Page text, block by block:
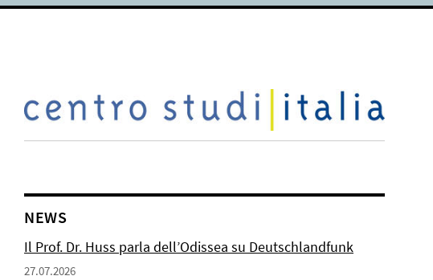
NEWS
Il Prof. Dr. Huss parla dell’Odissea su Deutschlandfunk
27.07.2026